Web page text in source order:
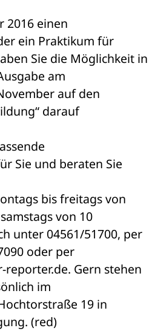
2016 einen
ein Praktikum für
Sie die Möglichkeit in
am
auf den
darauf
Sie und beraten Sie
bis freitags von
von 10
unter 04561/51700, per
oder per
Gern stehen
im
19 in
(red)